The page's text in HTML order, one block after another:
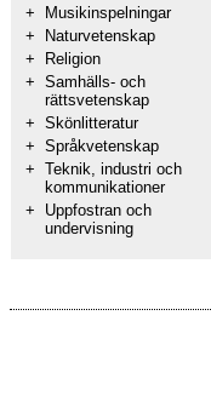
+
Musikinspelningar
+
Naturvetenskap
+
Religion
+ Samhälls- och
rättsvetenskap
+ Skönlitteratur
+ Språkvetenskap
+ Teknik, industri och
kommunikationer
+
Uppfostran och
undervisning